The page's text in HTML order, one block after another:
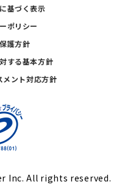
基づく表示
ポリシー
護方針
する基本方針
メント対応方針
Inc. All rights reserved.